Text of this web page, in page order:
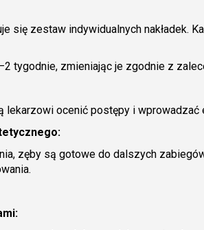
się zestaw indywidualnych nakładek.
tygodnie, zmieniając je zgodnie z
lekarzowi ocenić postępy i wprowadzać
zęby są gotowe do dalszych